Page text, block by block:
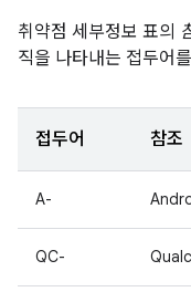
취약점 세부정보 표의
직을 나타내는 접두어
접두어 참조
A-
QC-